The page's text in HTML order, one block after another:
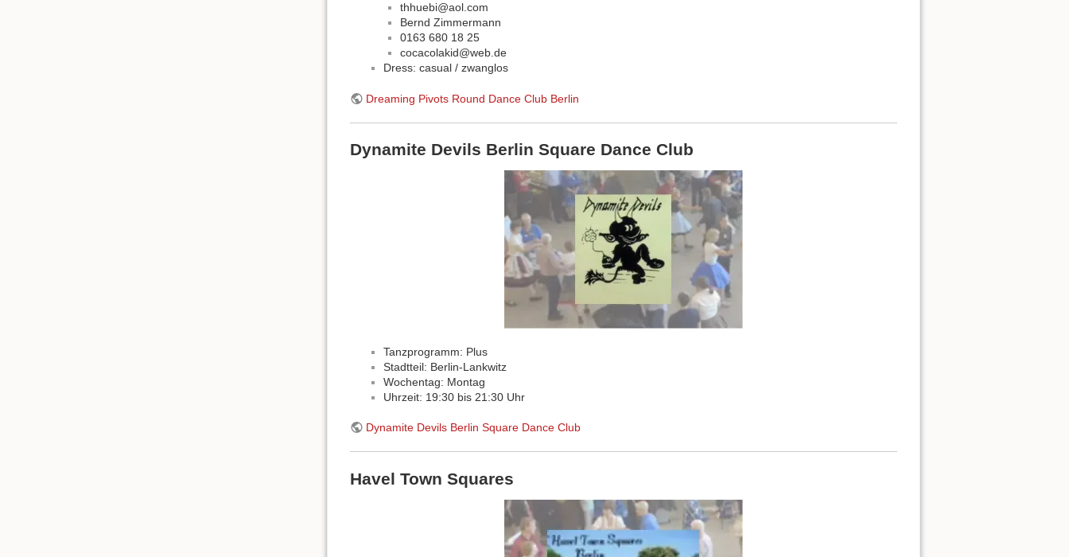
thhuebi@aol.com
Bernd Zimmermann
0163 680 18 25
cocacolakid@web.de
Dress: casual / zwanglos
Dreaming Pivots Round Dance Club Berlin
Dynamite Devils Berlin Square Dance Club
Tanzprogramm: Plus
Stadtteil: Berlin-Lankwitz
Wochentag: Montag
Uhrzeit: 19:30 bis 21:30 Uhr
Dynamite Devils Berlin Square Dance Club
Havel Town Squares